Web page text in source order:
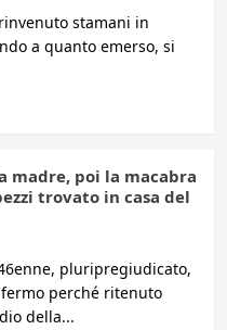
stamani in
a quanto emerso, si
madre, poi la macabra
trovato in casa del
pluripregiudicato,
perché ritenuto
della...